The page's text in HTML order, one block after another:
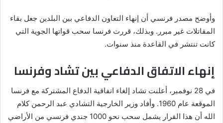
وأوضح مصدر فرنسي أن إنهاء التعاون الدفاعي بين البلدين جعل بقاء
المقاتلات غير مبرر. وبذلك، قررت فرنسا سحب قواتها الجوية التي
كانت تنتشر في القاعدة منذ سنوات.
إنهاء الاتفاق الدفاعي بين تشاد وفرنسا
في 28 نوفمبر، أعلنت تشاد إلغاء اتفاقية الدفاع المشتركة مع فرنسا
الموقعة عام 1960. وأفاد وزير الخارجية التشادي عبد الرحمن كلام
الله أن هذا القرار يشمل سحب نحو 1000 جندي فرنسي من الأراضي